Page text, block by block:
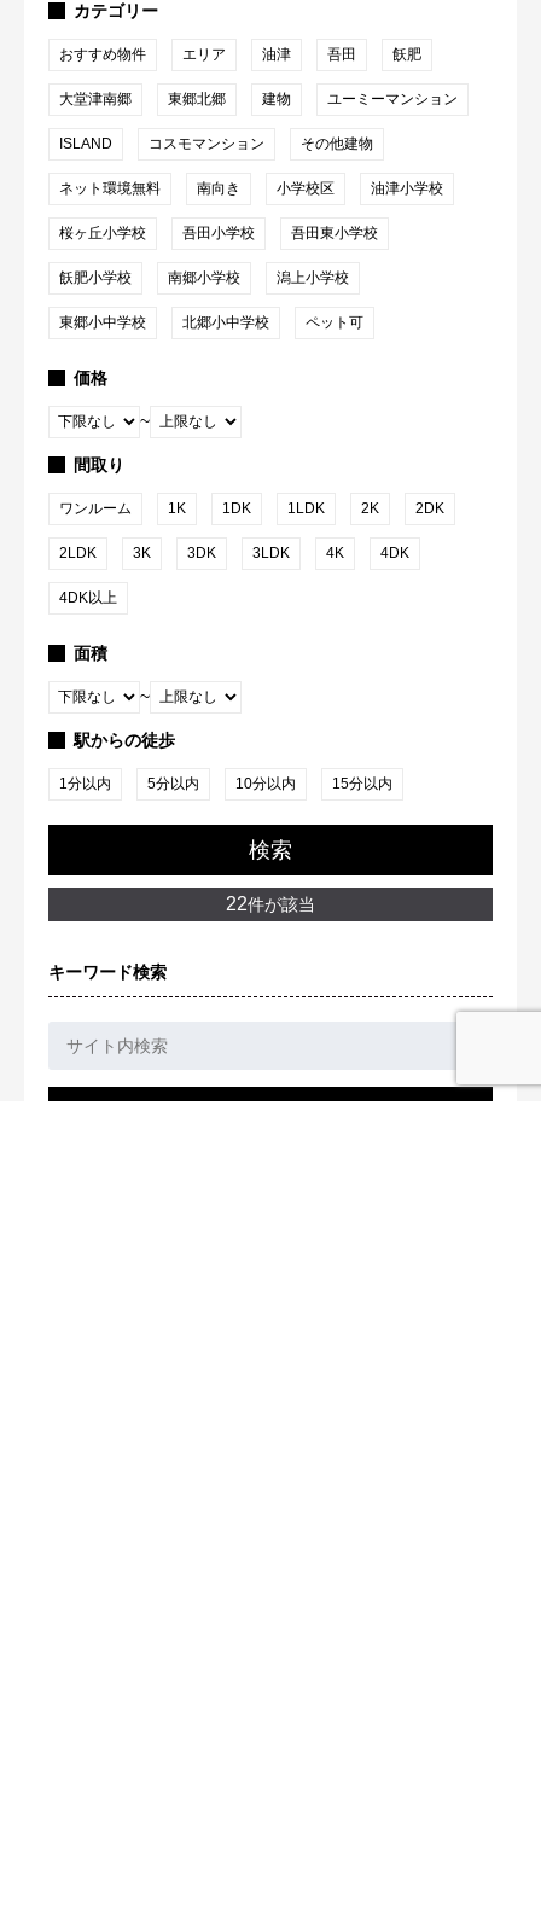
カテゴリー
おすすめ物件 エリア 油津 吾田 飫肥
大堂津南郷 東郷北郷 建物 ユーミーマンション
ISLAND コスモマンション その他建物
ネット環境無料 南向き 小学校区 油津小学校
桜ヶ丘小学校 吾田小学校 吾田東小学校
飫肥小学校 南郷小学校 潟上小学校
東郷小中学校 北郷小中学校 ペット可
価格
~
間取り
ワンルーム 1K 1DK 1LDK 2K 2DK
2LDK 3K 3DK 3LDK 4K 4DK
4DK以上
面積
~
駅からの徒歩
1分以内 5分以内 10分以内 15分以内
検索
22件が該当
キーワード検索